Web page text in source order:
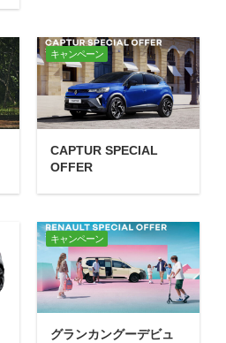
キャンペーン
CAPTUR SPECIAL
OFFER
キャンペーン
グランカングーデビュ